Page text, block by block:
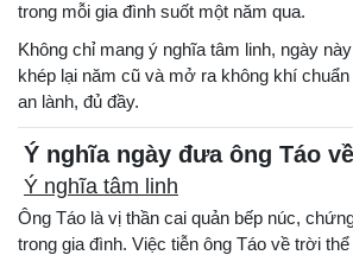
trong mỗi gia đình suốt một năm qua.
Không chỉ mang ý nghĩa tâm linh, ngày
khép lại năm cũ và mở ra không khí
an lành, đủ đầy.
Ý nghĩa ngày đưa ông Táo
Ý nghĩa tâm linh
Ông Táo là vị thần cai quản bếp núc,
trong gia đình. Việc tiễn ông Táo về trời thể